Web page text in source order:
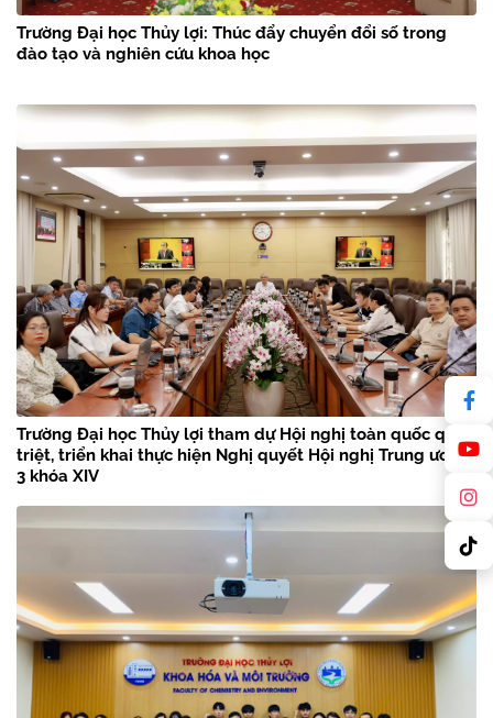
Trường Đại học Thủy lợi: Thúc đẩy chuyển đổi số trong
đào tạo và nghiên cứu khoa học
Trường Đại học Thủy lợi tham dự Hội nghị toàn quốc quán
triệt, triển khai thực hiện Nghị quyết Hội nghị Trung ương
3 khóa XIV